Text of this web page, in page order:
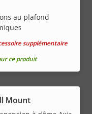
au plafond
supplémentaire
ce produit
Mount